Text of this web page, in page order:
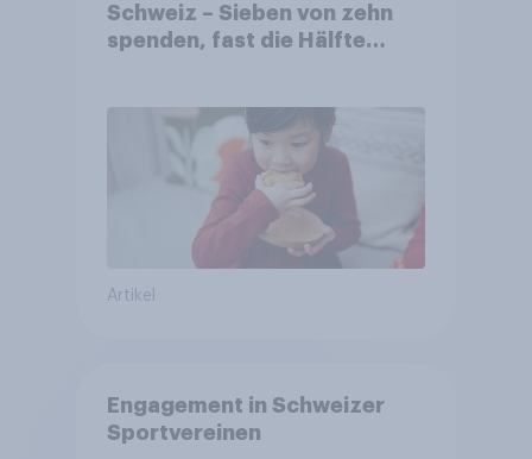
Schweiz – Sieben von zehn
spenden, fast die Hälfte
Artikel
Engagement in Schweizer
Sportvereinen